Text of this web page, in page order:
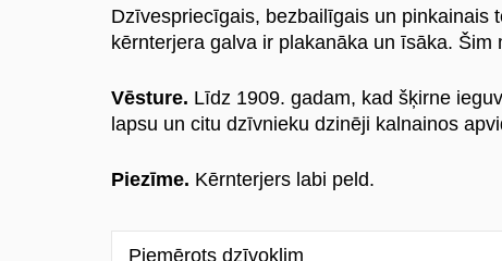
Dzīvespriecīgais, bezbailīgais un pinkainais
kērnterjera galva ir plakanāka un īsāka.
Vēsture. Līdz 1909. gadam, kad šķirne
lapsu un citu dzīvnieku dzinēji kalnainos
Piezīme. Kērnterjers labi peld.
Piemērots dzīvoklim